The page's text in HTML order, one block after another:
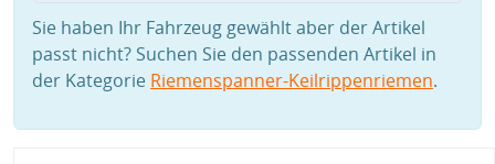
Sie haben Ihr Fahrzeug gewählt aber der Artikel
passt nicht? Suchen Sie den passenden Artikel in
der Kategorie Riemenspanner-Keilrippenriemen.